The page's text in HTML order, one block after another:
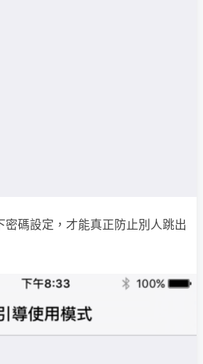
密碼設定，才能真正防止別人跳出